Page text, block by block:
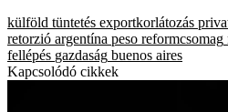
külföld tüntetés exportkorlátozás
retorzió argentína peso reformcsomag
fellépés gazdaság buenos aires
Kapcsolódó cikkek